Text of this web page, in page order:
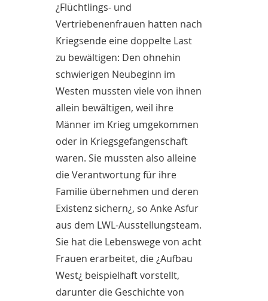
¿Flüchtlings- und
Vertriebenenfrauen hatten nach
Kriegsende eine doppelte Last
zu bewältigen: Den ohnehin
schwierigen Neubeginn im
Westen mussten viele von ihnen
allein bewältigen, weil ihre
Männer im Krieg umgekommen
oder in Kriegsgefangenschaft
waren. Sie mussten also alleine
die Verantwortung für ihre
Familie übernehmen und deren
Existenz sichern¿, so Anke Asfur
aus dem LWL-Ausstellungsteam.
Sie hat die Lebenswege von acht
Frauen erarbeitet, die ¿Aufbau
West¿ beispielhaft vorstellt,
darunter die Geschichte von